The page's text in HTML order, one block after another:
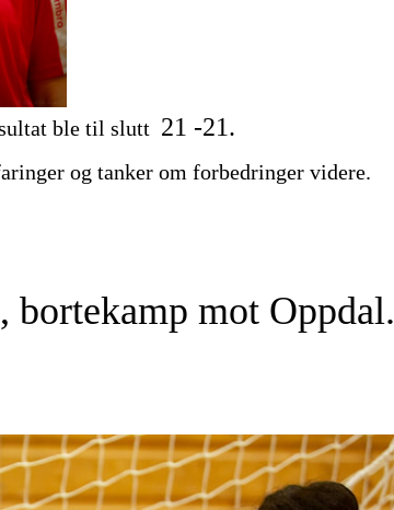
ble til slutt 21 -21.
og tanker om forbedringer videre.
bortekamp mot Oppdal.